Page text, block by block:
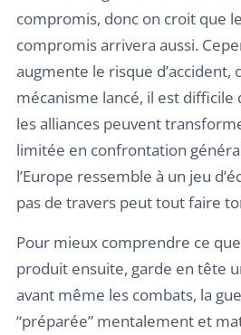
compromis, donc on croit que
compromis arrivera aussi.
augmente le risque d’accident,
mécanisme lancé, il est difficile
les alliances peuvent
limitée en confrontation
l’Europe ressemble à un jeu
pas de travers peut tout faire
Pour mieux comprendre ce
produit ensuite, garde en tête
avant même les combats, la
“préparée” mentalement et